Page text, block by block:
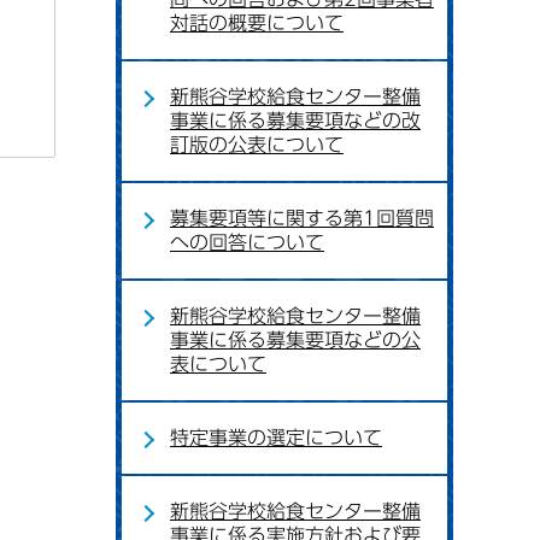
対話の概要について
新熊谷学校給食センター整備
事業に係る募集要項などの改
訂版の公表について
募集要項等に関する第1回質問
への回答について
新熊谷学校給食センター整備
事業に係る募集要項などの公
表について
特定事業の選定について
新熊谷学校給食センター整備
事業に係る実施方針および要